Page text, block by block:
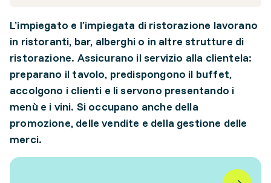
L’impiegato e l’impiegata di ristorazione lavorano
in ristoranti, bar, alberghi o in altre strutture di
ristorazione. Assicurano il servizio alla clientela:
preparano il tavolo, predispongono il buffet,
accolgono i clienti e li servono presentando i
menù e i vini. Si occupano anche della
promozione, delle vendite e della gestione delle
merci.